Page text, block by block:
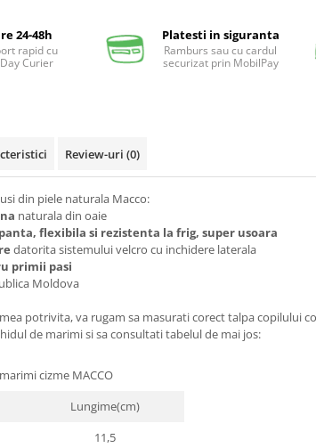
Facebook
24-48h
rapid cu
Curier
Platesti in siguranta
Ramburs sau cu cardul
securizat prin MobilPay
Review-uri (0)
din piele naturala Macco:
naturala din oaie
flexibila si rezistenta la frig, super usoara
datorita sistemului velcro cu inchidere laterala
primii pasi
Moldova
potrivita, va rugam sa masurati corect talpa copilului
de marimi si sa consultati tabelul de mai jos:
cizme MACCO
Lungime(cm)
11,5